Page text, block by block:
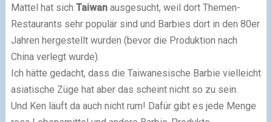
Mattel hat sich Taiwanausgesucht, weil dort Themen-
Restaurants sehr populär sind und Barbies dort in den 80er
Jahren hergestellt wurden (bevor die Produktion nach
China verlegt wurde).
Ich hätte gedacht, dass die Taiwanesische Barbie vielleicht
asiatische Züge hat aber das scheint nicht so zu sein.
Und Ken läuft da auch nicht rum! Dafür gibt es jede Menge